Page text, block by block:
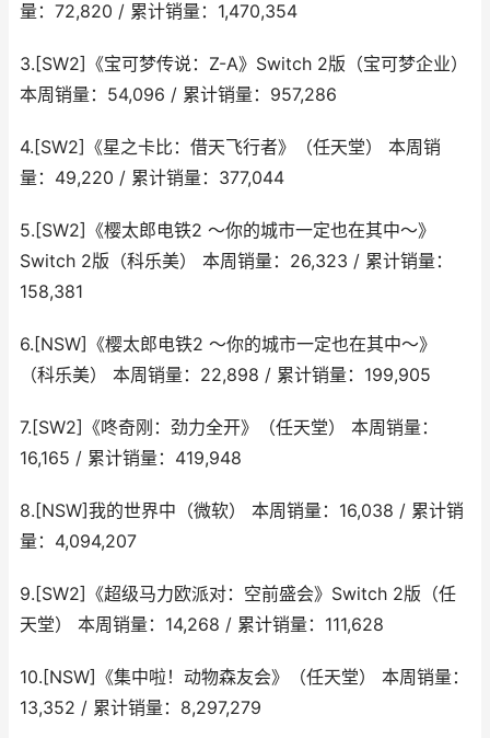
量：72,820 / 累计销量：1,470,354
3.[SW2]《宝可梦传说：Z-A》Switch 2版（宝可梦企业）
本周销量：54,096 / 累计销量：957,286
4.[SW2]《星之卡比：借天飞行者》（任天堂） 本周销
量：49,220 / 累计销量：377,044
5.[SW2]《樱太郎电铁2 ～你的城市一定也在其中～》
Switch 2版（科乐美） 本周销量：26,323 / 累计销量：
158,381
6.[NSW]《樱太郎电铁2 ～你的城市一定也在其中～》
（科乐美） 本周销量：22,898 / 累计销量：199,905
7.[SW2]《咚奇刚：劲力全开》（任天堂） 本周销量：
16,165 / 累计销量：419,948
8.[NSW]我的世界中（微软） 本周销量：16,038 / 累计销
量：4,094,207
9.[SW2]《超级马力欧派对：空前盛会》Switch 2版（任
天堂） 本周销量：14,268 / 累计销量：111,628
10.[NSW]《集中啦！动物森友会》（任天堂） 本周销量：
13,352 / 累计销量：8,297,279